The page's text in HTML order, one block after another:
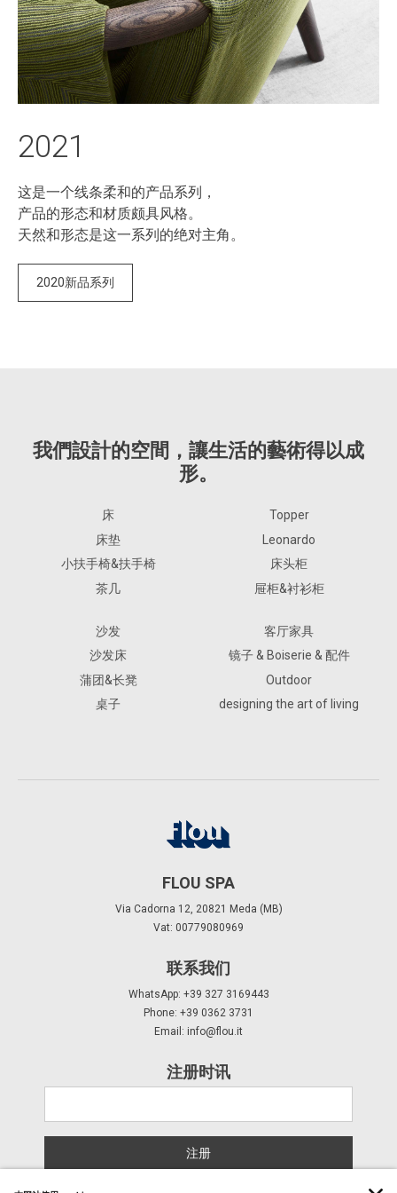
2021
这是一个线条柔和的产品系列，
产品的形态和材质颇具风格。
天然和形态是这一系列的绝对主角。
2020新品系列
我們設計的空間，讓生活的藝術得以成
形。
床
床垫
小扶手椅&扶手椅
茶几
Topper
Leonardo
床头柜
屉柜&衬衫柜
沙发
沙发床
蒲团&长凳
桌子
客厅家具
镜子 & Boiserie & 配件
Outdoor
designing the art of living
FLOU SPA
Via Cadorna 12, 20821 Meda (MB)
Vat: 00779080969
联系我们
WhatsApp: +39 327 3169443
Phone: +39 0362 3731
Email: info@flou.it
注册时讯
注册